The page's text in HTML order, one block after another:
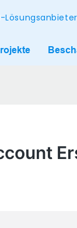
Lösungsanbieter